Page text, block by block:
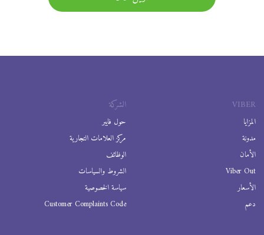
VIBER
المزايا
مدونة
الأمان
Viber Out
الأسعار
دعم
الشركة
حول فايبر
مركز العلامات التجارية
الوظائف
الشروط والسياسات
سياسة الخصوصية
Customer Complaints Code